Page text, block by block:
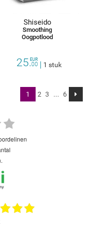
Shiseido
Smoothing
Oogpotlood
25.00
EUR
1 stuk
1 2 3 ... 6